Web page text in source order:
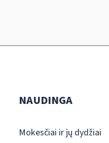
NAUDINGA
Mokesčiai ir jų dydžiai